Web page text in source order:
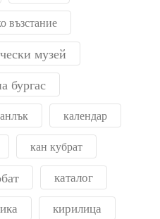
възстание
музей
бургас
календар
кан кубрат
каталог
кирилица